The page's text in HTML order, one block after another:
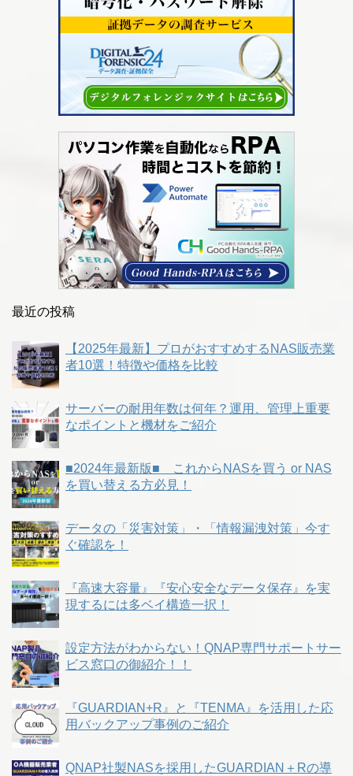
最近の投稿
【2025年最新】プロがおすすめするNAS販売業
者10選！特徴や価格を比較
サーバーの耐用年数は何年？運用、管理上重要
なポイントと機材をご紹介
■2024年最新版■ これからNASを買う or NAS
を買い替える方必見！
データの「災害対策」・「情報漏洩対策」今す
ぐ確認を！
『高速大容量』『安心安全なデータ保存』を実
現するには多ベイ構造一択！
設定方法がわからない！QNAP専門サポートサー
ビス窓口の御紹介！！
『GUARDIAN+R』と『TENMA』を活用した応
用バックアップ事例のご紹介
QNAP社製NASを採用したGUARDIAN＋Rの導